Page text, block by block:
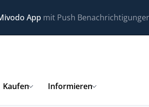
App mit Push
Kaufen Informieren